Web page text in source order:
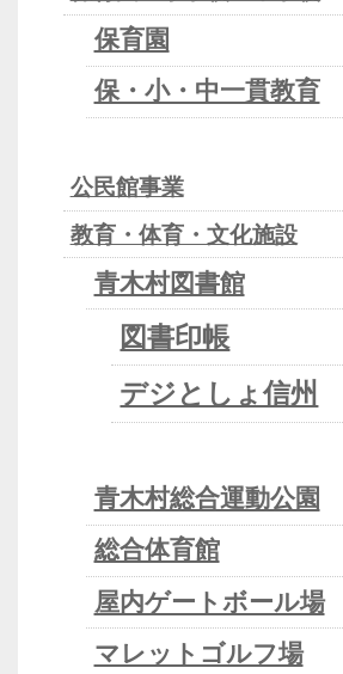
保育園
保・小・中一貫教育
公民館事業
教育・体育・文化施設
青木村図書館
図書印帳
デジとしょ信州
青木村総合運動公園
総合体育館
屋内ゲートボール場
マレットゴルフ場